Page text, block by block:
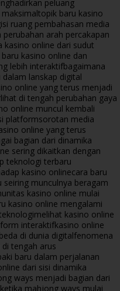
peluang
topik baru kasino
ruang pembahasan media
arah percakapan
kasino online dari sudut
baru kasino online dan
lebih interaktifbagaimana
lanskap digital
online yang terus menjadi
di tengah perubahan gaya
online muncul kembali
platformsorotan media
online yang terus
bagian dari dinamika
sering dikaitkan dengan
teknologi terbaru
kasino onlinecara baru
munculnya beragam
kasino online mulai
kasino online mengalami
melihat kasino online
interaktifkasino online
di dunia digitalfenomena
tengah arus
baru dalam perjalanan
dari sisi dinamika
ways menjadi bagian dari
ketika mahjong ways mulai